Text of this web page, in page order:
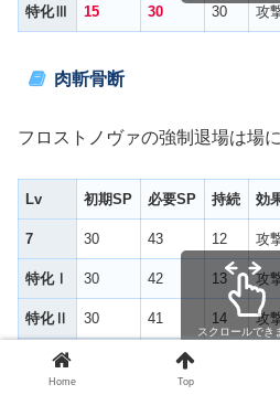
特化Ⅲ 15 30 30 攻
肉斬骨断
フロストノヴァの強制退場は場
Lv 初期SP 必要SP 持続 効
7 30 43 12 攻
特化Ⅰ 30 42 13 攻
特化Ⅱ 30 41 14 攻
特化Ⅲ
スクロールでき
Home Top